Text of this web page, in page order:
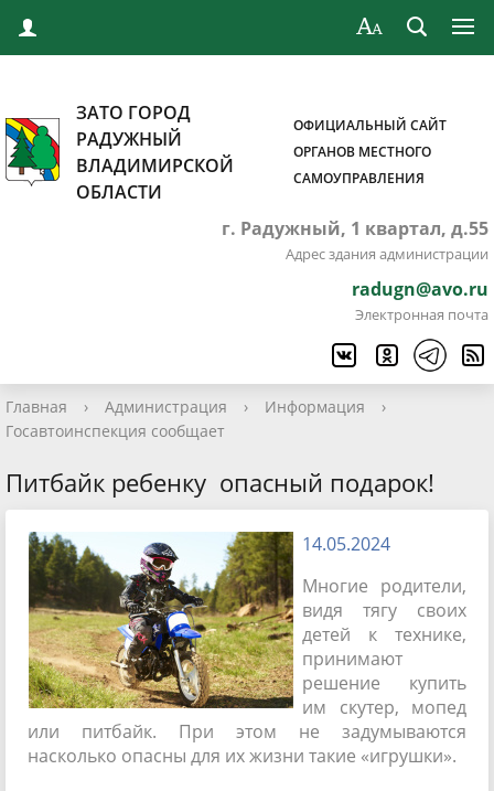
ЗАТО ГОРОД
РАДУЖНЫЙ
ВЛАДИМИРСКОЙ
ОБЛАСТИ
ОФИЦИАЛЬНЫЙ САЙТ
ОРГАНОВ МЕСТНОГО
САМОУПРАВЛЕНИЯ
г. Радужный, 1 квартал, д.55
Адрес здания администрации
radugn@avo.ru
Электронная почта
Главная › Администрация › Информация
›
Госавтоинспекция сообщает
Питбайк ребенку ­ опасный подарок!
14.05.2024
Многие родители,
видя тягу своих
детей к технике,
принимают
решение купить
им скутер, мопед
или питбайк. При этом не задумываются
насколько опасны для их жизни такие «игрушки».